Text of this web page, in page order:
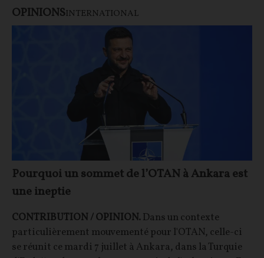
OPINIONSINTERNATIONAL
Pourquoi un sommet de l’OTAN à Ankara est
une ineptie
CONTRIBUTION / OPINION.Dans un contexte
particulièrement mouvementé pour l'OTAN, celle-ci
se réunit ce mardi 7 juillet à Ankara, dans la Turquie